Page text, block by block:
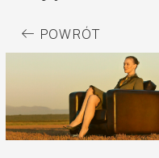
POWRÓT